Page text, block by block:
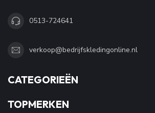
0513-724641
verkoop@bedrijfskledingonline.nl
CATEGORIEËN
TOPMERKEN